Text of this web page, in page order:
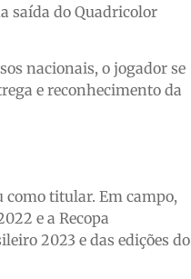
saída do Quadricolor
nacionais, o jogador se
e reconhecimento da
como titular. Em campo,
e a Recopa
2023 e das edições do